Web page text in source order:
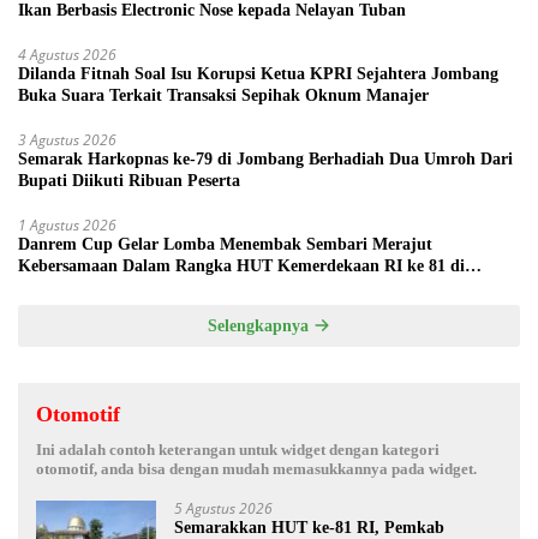
Ikan Berbasis Electronic Nose kepada Nelayan Tuban
4 Agustus 2026
Dilanda Fitnah Soal Isu Korupsi Ketua KPRI Sejahtera Jombang
Buka Suara Terkait Transaksi Sepihak Oknum Manajer
3 Agustus 2026
Semarak Harkopnas ke-79 di Jombang Berhadiah Dua Umroh Dari
Bupati Diikuti Ribuan Peserta
1 Agustus 2026
Danrem Cup Gelar Lomba Menembak Sembari Merajut
Kebersamaan Dalam Rangka HUT Kemerdekaan RI ke 81 di
Selengkapnya
Otomotif
Ini adalah contoh keterangan untuk widget dengan kategori
otomotif, anda bisa dengan mudah memasukkannya pada widget.
5 Agustus 2026
Semarakkan HUT ke-81 RI, Pemkab